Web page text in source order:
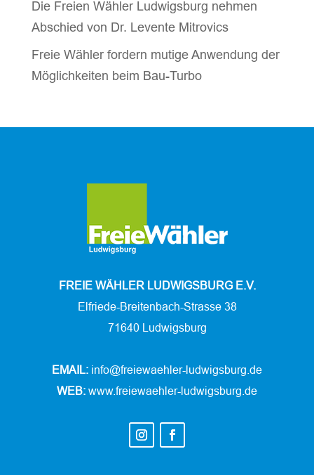
Die Freien Wähler Ludwigsburg nehmen
Abschied von Dr. Levente Mitrovics
Freie Wähler fordern mutige Anwendung der
Möglichkeiten beim Bau-Turbo
FREIE WÄHLER LUDWIGSBURG E.V.
Elfriede-Breitenbach-Strasse 38
71640 Ludwigsburg
EMAIL: info@freiewaehler-ludwigsburg.de
WEB: www.freiewaehler-ludwigsburg.de